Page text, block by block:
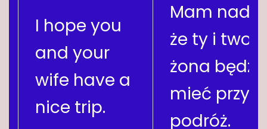
I hope you
and your
wife have a
nice trip.
Mam
że ty i twoja
żona
mieć
podróż.